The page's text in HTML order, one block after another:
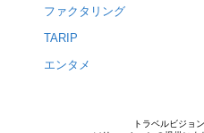
ファクタリング
TARIP
エンタメ
トラベルビジョ